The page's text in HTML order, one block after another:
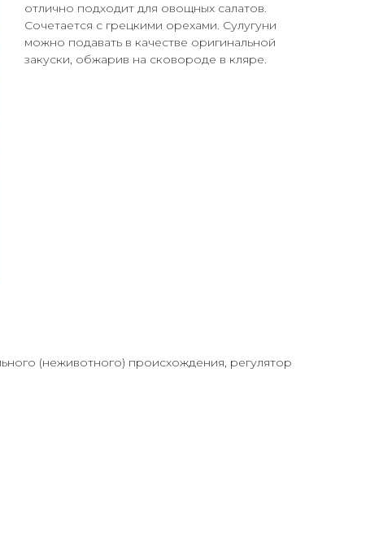
отлично подходит для овощных салатов.
Сочетается с грецкими орехами. Сулугуни
можно подавать в качестве оригинальной
закуски, обжарив на сковороде в кляре.
(неживотного) происхождения, регулятор